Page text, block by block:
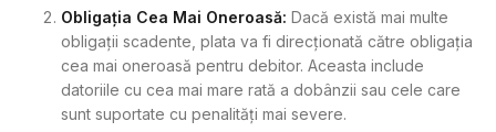
Obligația Cea Mai Oneroasă: Dacă există mai multe
obligații scadente, plata va fi direcționată către obligația
cea mai oneroasă pentru debitor. Aceasta include
datoriile cu cea mai mare rată a dobânzii sau cele care
sunt suportate cu penalități mai severe.